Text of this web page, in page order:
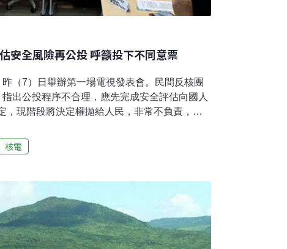
安全風險再公投 呼籲投下不同意票
（7）日舉辦第一場電視發表會。民間反核團
出公投程序不合理，應先完成安全評估向國人
，現階段將決定權拋給人民，非常不負責，呼
護聯盟與野薑花公民協會、台灣基督長老教會
會反對危險老舊核三重啟，呼籲全國公民投下
整的科學檢測與安全檢查，將風險評估詳細告
立法院民眾黨、國民黨團在前景不明情況下，
決定，非常不負責任。野薑花公民協會創會理
資料，針對核電廠進行「整體安全評估」的工
包含評估所有機件、燃料池、圍阻體等設施的
核電